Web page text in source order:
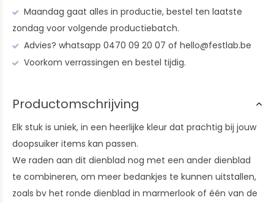
Maandag gaat alles in productie, bestel ten laatste
zondag voor volgende productiebatch.
Advies? whatsapp 0470 09 20 07 of hello@festlab.be
Voorkom verrassingen en bestel tijdig.
Productomschrijving
Elk stuk is uniek, in een heerlijke kleur dat prachtig bij jouw
doopsuiker items kan passen.
We raden aan dit dienblad nog met een ander dienblad
te combineren, om meer bedankjes te kunnen uitstallen,
zoals bv het ronde dienblad in marmerlook of één van de